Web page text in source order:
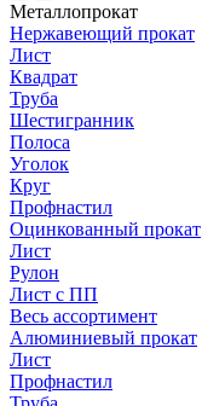
Металлопрокат
Нержавеющий прокат
Лист
Квадрат
Труба
Шестигранник
Полоса
Уголок
Круг
Профнастил
Оцинкованный прокат
Лист
Рулон
Лист с ПП
Весь ассортимент
Алюминиевый прокат
Лист
Профнастил